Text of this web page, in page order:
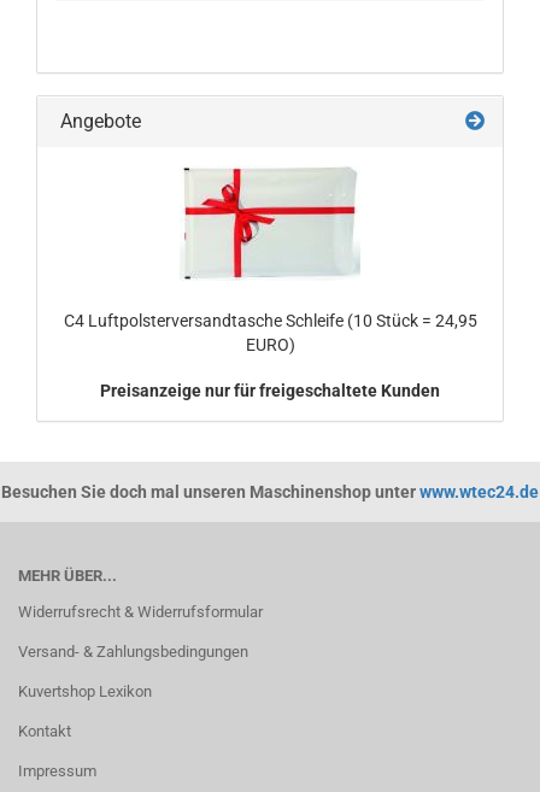
Angebote
C4 Luftpolsterversandtasche Schleife (10 Stück = 24,95
EURO)
Preisanzeige nur für freigeschaltete Kunden
Besuchen Sie doch mal unseren Maschinenshop unterwww.wtec24.de
MEHR ÜBER...
Widerrufsrecht & Widerrufsformular
Versand- & Zahlungsbedingungen
Kuvertshop Lexikon
Kontakt
Impressum